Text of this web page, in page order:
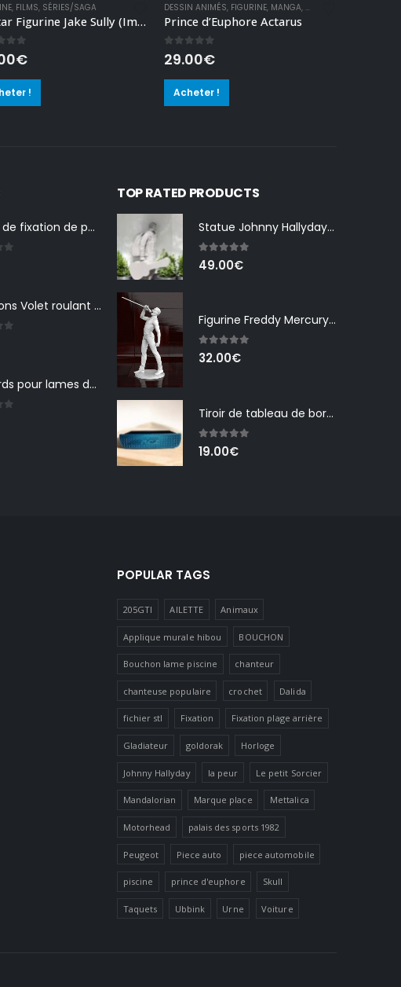
, FILMS, SÉRIES/SAGA
Avatar Figurine Jake Sully (Impression résine)
of 5
€
!
DESSIN ANIMÉS, FIGURINE, MANGA, SÉRIES/SAGA
Prince d’Euphore Actarus
0 out of 5
29.00€
Acheter !
Œillets de fixation de phare pour Peugeot 104 – Lot de 2
5
Bouchons Volet roulant Aqalis
5
Raccords pour lames de volet roulant piscine
5
TOP RATED PRODUCTS
Statue Johnny Hallyday Tenessee
5.00out of 5
49.00€
Figurine Freddy Mercury (résine)
5.00 out of 5
32.00€
Tiroir de tableau de bord RCZ
5.00out of 5
19.00€
POPULAR TAGS
205GTI AILETTE Animaux
Applique murale hibou BOUCHON
Bouchon lame piscine chanteur
chanteuse populaire crochet Dalida
fichier stl Fixation Fixation plage arrière
Gladiateur goldorak Horloge
Johnny Hallyday la peur Le petit Sorcier
Mandalorian Marque place Mettalica
Motorhead palais des sports 1982
Peugeot Piece auto piece automobile
piscine prince d'euphore Skull
Taquets Ubbink Urne Voiture